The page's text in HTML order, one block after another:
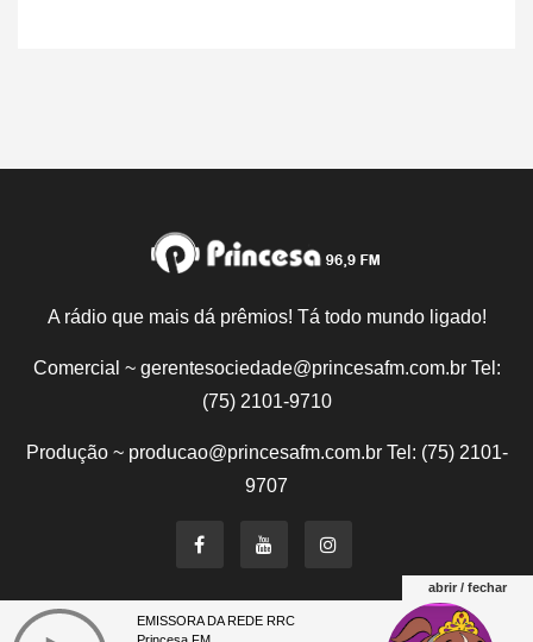
A rádio que mais dá prêmios! Tá todo mundo ligado!
Comercial ~ gerentesociedade@princesafm.com.br Tel:
(75) 2101-9710
Produção ~ producao@princesafm.com.br Tel: (75) 2101-
9707
Um site pertencente a Fundação Santo Antônio © Todos
abrir / fechar
EMISSORA DA REDE RRC